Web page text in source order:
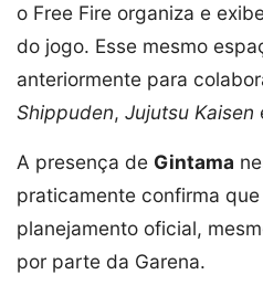
o Free Fire organiza e
do jogo. Esse mesmo
anteriormente para
Shippuden, Jujutsu Kaisen
A presença de Gintama
praticamente confirma
planejamento oficial,
por parte da Garena.